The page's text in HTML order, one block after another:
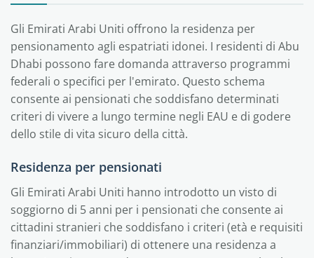
Gli Emirati Arabi Uniti offrono la residenza per
pensionamento agli espatriati idonei. I residenti di Abu
Dhabi possono fare domanda attraverso programmi
federali o specifici per l'emirato. Questo schema
consente ai pensionati che soddisfano determinati
criteri di vivere a lungo termine negli EAU e di godere
dello stile di vita sicuro della città.
Residenza per pensionati
Gli Emirati Arabi Uniti hanno introdotto un visto di
soggiorno di 5 anni per i pensionati che consente ai
cittadini stranieri che soddisfano i criteri (età e requisiti
finanziari/immobiliari) di ottenere una residenza a